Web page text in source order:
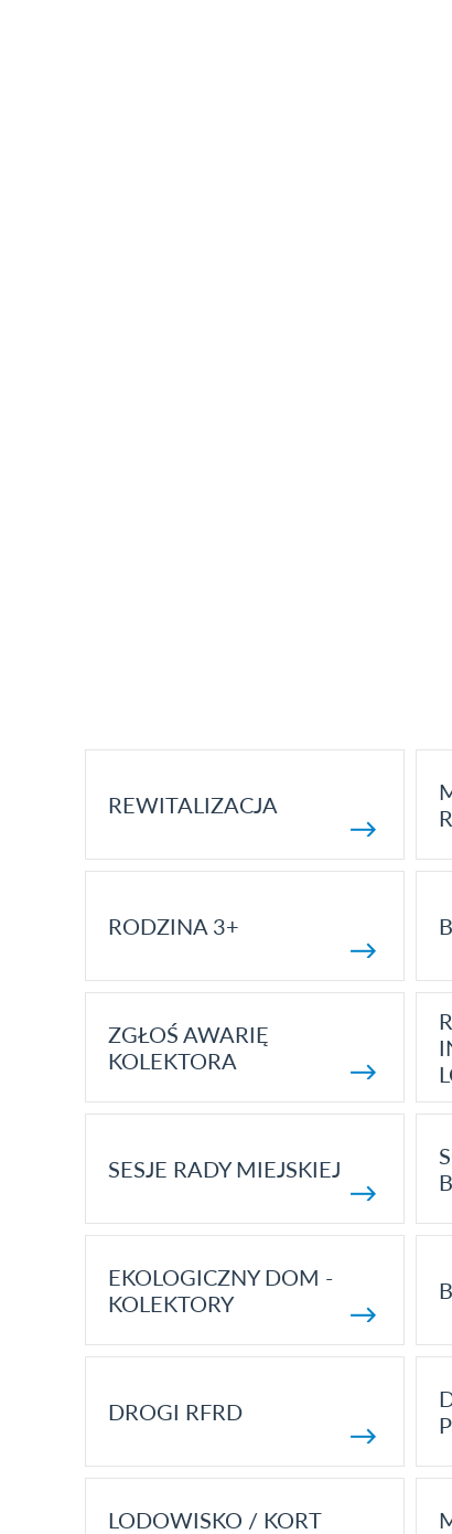
REWITALIZACJA
RODZINA 3+
ZGŁOŚ AWARIĘ
KOLEKTORA
SESJE RADY MIEJSKIEJ
EKOLOGICZNY DOM -
KOLEKTORY
DROGI RFRD
LODOWISKO / KORT